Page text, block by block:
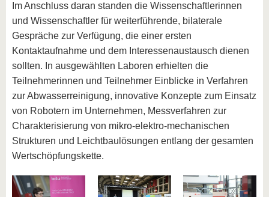
Im Anschluss daran standen die Wissenschaftlerinnen
und Wissenschaftler für weiterführende, bilaterale
Gespräche zur Verfügung, die einer ersten
Kontaktaufnahme und dem Interessenaustausch dienen
sollten. In ausgewählten Laboren erhielten die
Teilnehmerinnen und Teilnehmer Einblicke in Verfahren
zur Abwasserreinigung, innovative Konzepte zum Einsatz
von Robotern im Unternehmen, Messverfahren zur
Charakterisierung von mikro-elektro-mechanischen
Strukturen und Leichtbaulösungen entlang der gesamten
Wertschöpfungskette.